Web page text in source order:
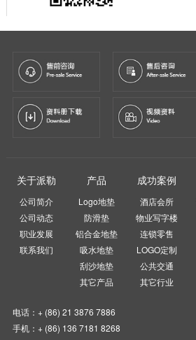
关于派勒
公司简介
公司动态
职业发展
联系我们
产品
Logo地垫
防滑垫
铝合金地垫
吸水地垫
刮沙地垫
其它产品
成功案例
酒店会所
物业写字楼
连锁零售
LOGO定制
公共交通
其它行业
电话：+ (86) 21 3876 7886
手机：+ (86) 136 7181 8268